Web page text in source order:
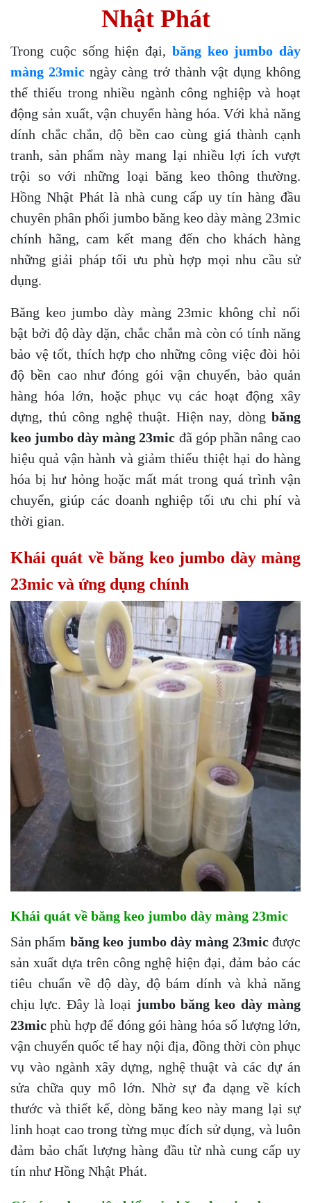
Nhật Phát
Trong cuộc sống hiện đại, băng keo jumbo dày
màng 23mic ngày càng trở thành vật dụng không
thể thiếu trong nhiều ngành công nghiệp và hoạt
động sản xuất, vận chuyển hàng hóa. Với khả năng
dính chắc chắn, độ bền cao cùng giá thành cạnh
tranh, sản phẩm này mang lại nhiều lợi ích vượt
trội so với những loại băng keo thông thường.
Hồng Nhật Phát là nhà cung cấp uy tín hàng đầu
chuyên phân phối jumbo băng keo dày màng 23mic
chính hãng, cam kết mang đến cho khách hàng
những giải pháp tối ưu phù hợp mọi nhu cầu sử
dụng.
Băng keo jumbo dày màng 23mic không chỉ nổi
bật bởi độ dày dặn, chắc chắn mà còn có tính năng
bảo vệ tốt, thích hợp cho những công việc đòi hỏi
độ bền cao như đóng gói vận chuyển, bảo quản
hàng hóa lớn, hoặc phục vụ các hoạt động xây
dựng, thủ công nghệ thuật. Hiện nay, dòng băng
keo jumbo dày màng 23mic đã góp phần nâng cao
hiệu quả vận hành và giảm thiểu thiệt hại do hàng
hóa bị hư hỏng hoặc mất mát trong quá trình vận
chuyển, giúp các doanh nghiệp tối ưu chi phí và
thời gian.
Khái quát về băng keo jumbo dày màng
23mic và ứng dụng chính
Khái quát về băng keo jumbo dày màng 23mic
Sản phẩm băng keo jumbo dày màng 23micđược
sản xuất dựa trên công nghệ hiện đại, đảm bảo các
tiêu chuẩn về độ dày, độ bám dính và khả năng
chịu lực. Đây là loại jumbo băng keo dày màng
23mic phù hợp để đóng gói hàng hóa số lượng lớn,
vận chuyển quốc tế hay nội địa, đồng thời còn phục
vụ vào ngành xây dựng, nghệ thuật và các dự án
sửa chữa quy mô lớn. Nhờ sự đa dạng về kích
thước và thiết kế, dòng băng keo này mang lại sự
linh hoạt cao trong từng mục đích sử dụng, và luôn
đảm bảo chất lượng hàng đầu từ nhà cung cấp uy
tín như Hồng Nhật Phát.